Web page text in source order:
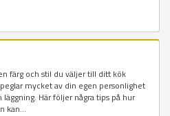
färg och stil du väljer till ditt kök
mycket av din egen personlighet
läggning. Här följer några tips på hur
kan...